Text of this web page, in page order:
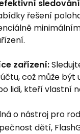
sledování
řešení
zařízení:
což může být
lidi, kteří vlastní
o nástroj pro
dětí,